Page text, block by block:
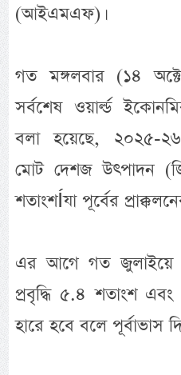
(আইএমএফ)।
গত মঙ্গলবার (১৪
সর্বশেষ ওয়ার্ল্ড
বলা হয়েছে, ২০২৫-২৬
মোট দেশজ উৎপাদন
শতাংশÍযা পূর্বের
এর আগে গত জুলাইয়ে
প্রবৃদ্ধি ৫.৪ শতাংশ
হারে হবে বলে পূর্বাভাস